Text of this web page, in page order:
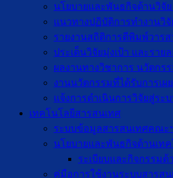
นโยบายและพันธกิจด้านวิจั
แนวทางปฏิบัติการทำงานวิ
รายงานสถิติการตีพิมพ์วารส
ประเด็นวิจัยมุ่งเป้า และราย
ผลงานทางวิชาการ นวัตกร
งานนวัตกรรมที่ได้รับการเผ
แจ้งการดำเนินการวิจัยสู่ระ
เทคโนโลยีสารสนเทศ
ระบบข้อมูลสารสนเทศคณะ
นโยบายและพันธกิจด้านเท
ระเบียบและกิจกรรม
คู่มือการใช้งานระบบสารส